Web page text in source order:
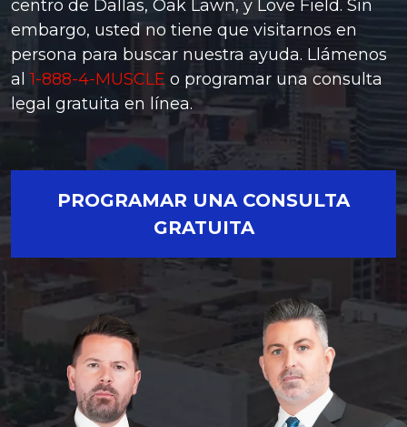
centro de Dallas, Oak Lawn, y Love Field. Sin
embargo, usted no tiene que visitarnos en
persona para buscar nuestra ayuda. Llámenos
al1-888-4-MUSCLE o programar una consulta
legal gratuita en línea.
PROGRAMAR UNA CONSULTA
GRATUITA